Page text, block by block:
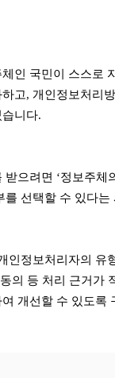
체인 국민이 스스로
하고, 개인정보처리
니다.
받으려면 ‘정보주체
를 선택할 수 있다
인정보처리자의 유
의 등 처리 근거가
여 개선할 수 있도록